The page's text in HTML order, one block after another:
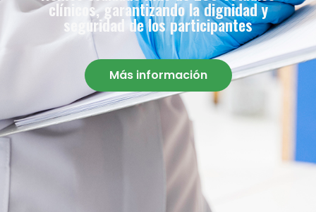
clínicos, garantizando la dignidad y
seguridad de los participantes
Más información